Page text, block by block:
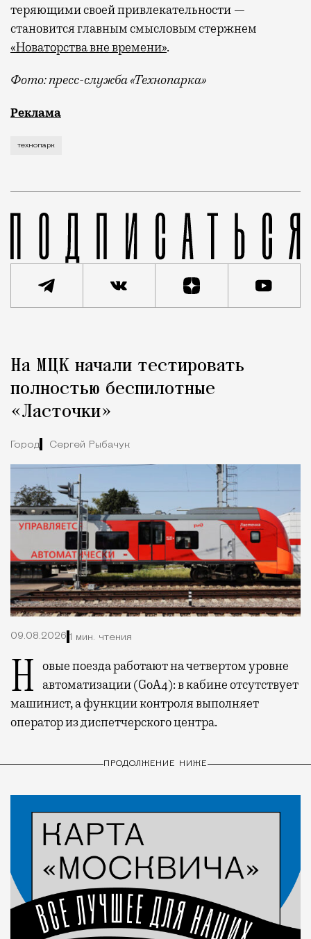
теряющими своей привлекательности —
становится главным смысловым стержнем
«Новаторства вне времени».
Фото: пресс-служба «Технопарка»
Рекламные кампании техники редко выходят за
Реклама
технопарк
Город
На МЦК начали тестировать
полностью беспилотные
«Ласточки»
Город Сергей Рыбачук
09.08.2026 1 мин. чтения
Новые поезда работают на четвертом уровне автоматизации (GoA4): в кабине отсутствует
машинист, а функции контроля выполняет
оператор из диспетчерского центра.
ПРОДОЛЖЕНИЕ НИЖЕ